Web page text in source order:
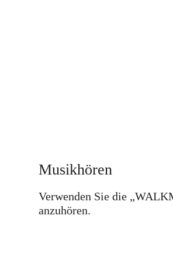
Musikhören
Verwenden Sie die
anzuhören.